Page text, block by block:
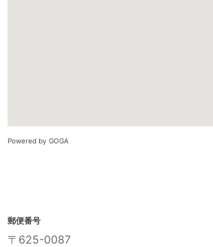
Powered by GOGA
郵便番号
〒625-0087